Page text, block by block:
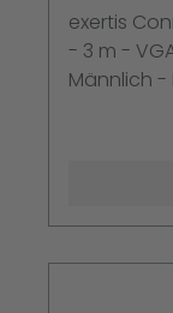
exertis
- 3 m -
Männlich -